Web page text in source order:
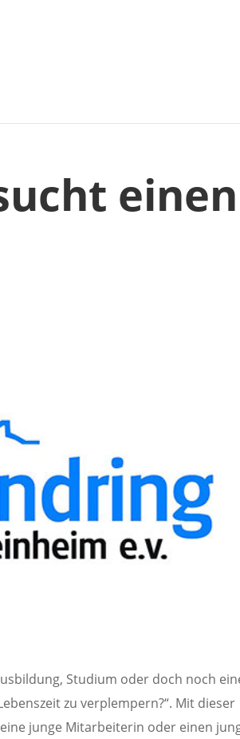
einen
Studium oder doch noch
zu verplempern?“. Mit dieser
junge Mitarbeiterin oder einen